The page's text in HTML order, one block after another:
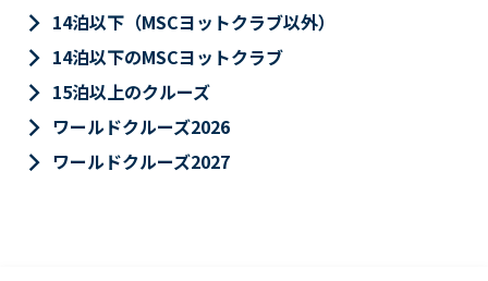
keyboard_arrow_right 14泊以下（MSCヨットクラブ以外）
keyboard_arrow_right 14泊以下のMSCヨットクラブ
keyboard_arrow_right 15泊以上のクルーズ
keyboard_arrow_right ワールドクルーズ2026
keyboard_arrow_right ワールドクルーズ2027